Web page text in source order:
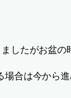
したがお盆
合は今から